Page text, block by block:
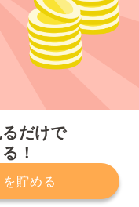
だけで
！
貯める
運営会社